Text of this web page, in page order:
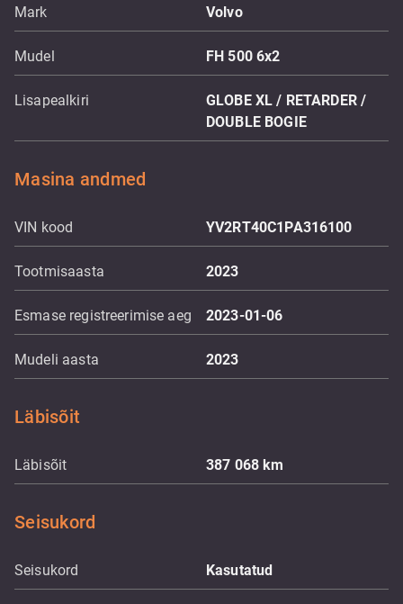
Mark Volvo
Mudel FH 500 6x2
Lisapealkiri
GLOBE XL / RETARDER /
DOUBLE BOGIE
Masina andmed
VIN kood YV2RT40C1PA316100
Tootmisaasta 2023
Esmase registreerimise aeg 2023-01-06
Mudeli aasta 2023
Läbisõit
Läbisõit 387 068km
Seisukord
Seisukord Kasutatud